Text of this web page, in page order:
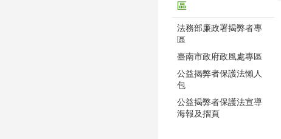
區
法務部廉政署揭弊者專
區
臺南市政府政風處專區
公益揭弊者保護法懶人
包
公益揭弊者保護法宣導
海報及摺頁